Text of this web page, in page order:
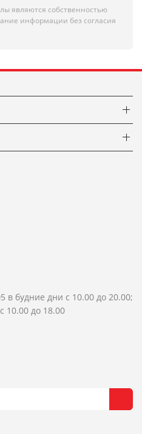
являются собственностью
информации без согласия
в будние дни с 10.00 до 20.00;
10.00 до 18.00